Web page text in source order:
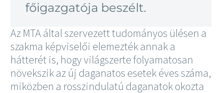
főigazgatója beszélt.
Az MTA által szervezett tudományos ülésen a
szakma képviselői elemezték annak a
hátterét is, hogy világszerte folyamatosan
növekszik az új daganatos esetek éves száma,
miközben a rosszindulatú daganatok okozta